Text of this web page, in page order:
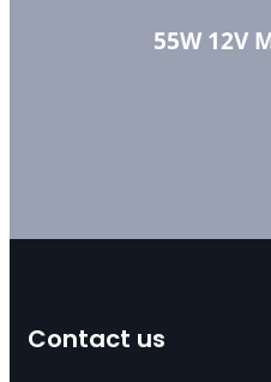
55W 12V
Contact us